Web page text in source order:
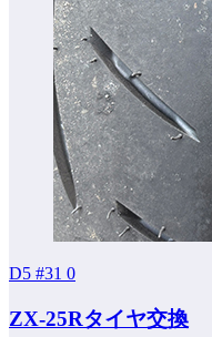
D5 #31 0
ZX-25Rタイヤ交換